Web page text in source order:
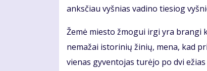
anks­čiau vyš­nias va­di­no tie­siog
Že­mė mies­to žmo­gui ir­gi yra bran­gi
ne­ma­žai is­to­ri­nių ži­nių, me­na, kad
vie­nas gy­ven­to­jas tu­rė­jo po dvi